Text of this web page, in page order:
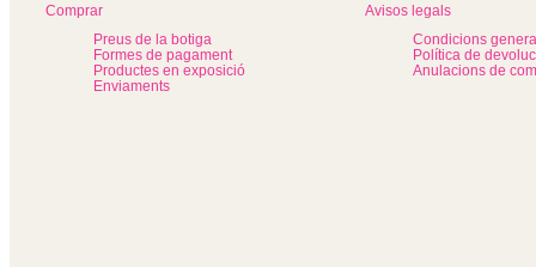
Comprar
Preus de la botiga
Formes de pagament
Productes en exposició
Enviaments
Avisos legals
Condicions
Política de
Anulacions de